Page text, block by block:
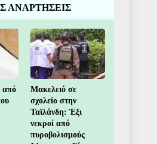
ΑΝΑΡΤΗΣΕΙΣ
από
Μακελειό σε
σχολείο στην
Ταϊλάνδη: Έξι
νεκροί από
πυροβολισμούς